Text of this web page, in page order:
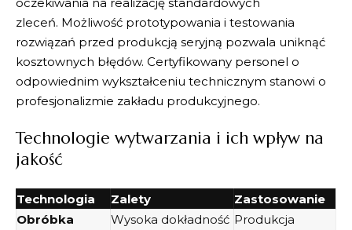
zleceń. Możliwość prototypowania i testowania
rozwiązań przed produkcją seryjną pozwala uniknąć
kosztownych błędów. Certyfikowany personel o
odpowiednim wykształceniu technicznym stanowi o
profesjonalizmie zakładu produkcyjnego.
Technologie wytwarzania i ich wpływ na
jakość
Technologia Zalety
Zastosowanie
Obróbka
Wysoka dokładność Produkcja